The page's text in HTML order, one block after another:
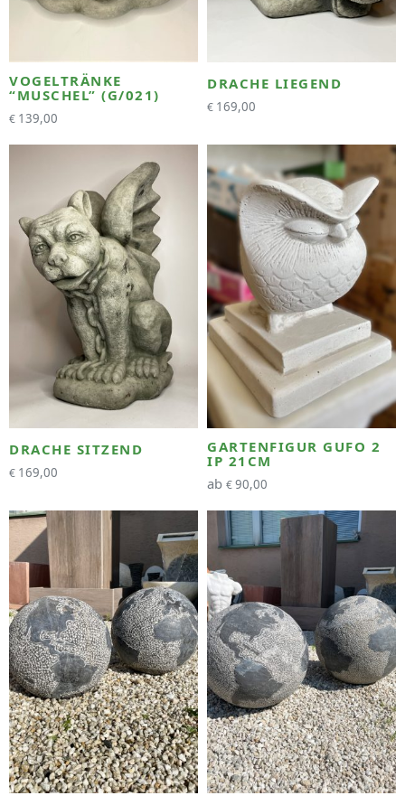
VOGELTRÄNKE
“MUSCHEL” (G/021)
€ 139,00
DRACHE LIEGEND
€ 169,00
DRACHE SITZEND
€ 169,00
GARTENFIGUR GUFO 2
IP 21CM
ab €90,00